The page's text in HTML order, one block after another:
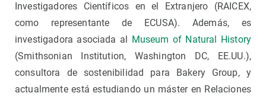
Investigadores Científicos en el Extranjero (RAICEX,
como representante de ECUSA). Además, es
investigadora asociada al
Museum of Natural History
(Smithsonian Institution, Washington DC, EE.UU.),
consultora de sostenibilidad para Bakery Group, y
actualmente está estudiando un máster en Relaciones